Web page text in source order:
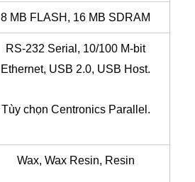
8 MB FLASH, 16 MB SDRAM
RS-232 Serial, 10/100 M-bit
Ethernet, USB 2.0, USB Host.
Tùy chọn Centronics Parallel.
Wax, Wax Resin, Resin